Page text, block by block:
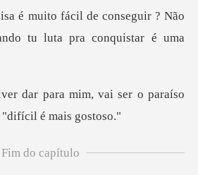
conseguir ? Não
im, vai ser o paraíso
Fim do capítulo